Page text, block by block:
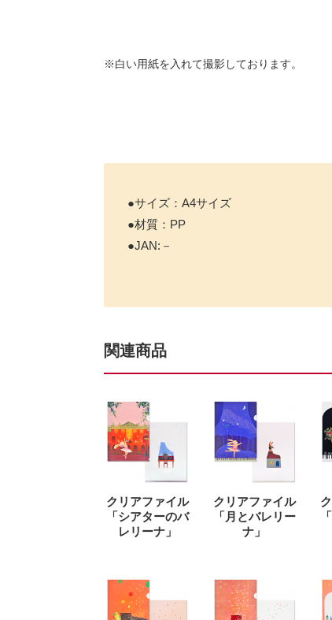
※白い用紙を入れて撮影しております。
●サイズ：A4サイズ
●材質：PP
●JAN:－
関連商品
クリアファイル
「シアターのバ
レリーナ」
クリアファイル
「月とバレリー
ナ」